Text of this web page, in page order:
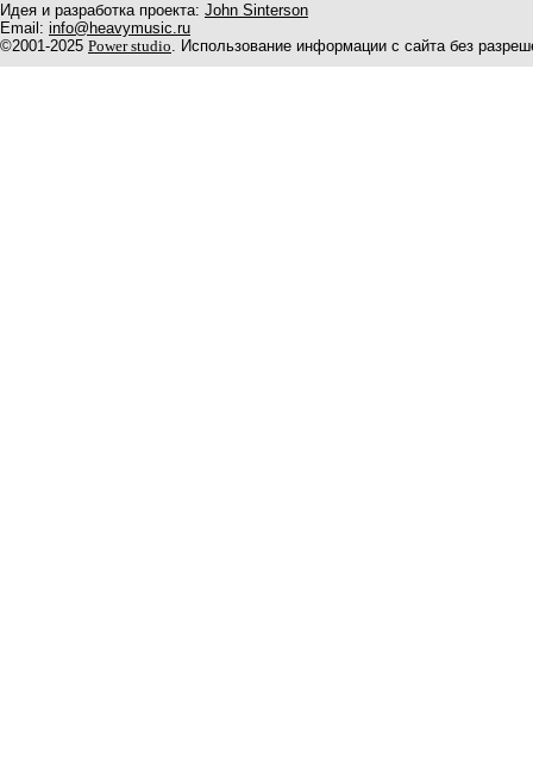
Идея и разработка проекта: John Sinterson
Email: info@heavymusic.ru
©2001-2025 Power studio. Использование информации с сайта без